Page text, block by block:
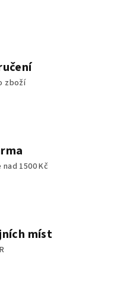
zboží
1500 Kč
míst